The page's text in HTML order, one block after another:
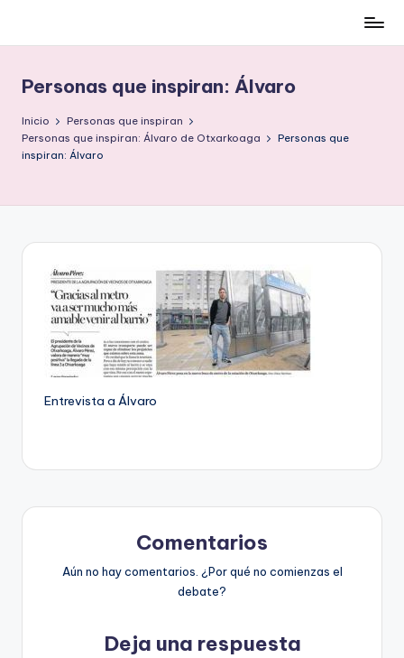
contenido
low-
cost
y
no
morir
Personas que inspiran: Álvaro
Inicio
Personas que inspiran
Personas que inspiran: Álvaro de Otxarkoaga
Personas que
inspiran: Álvaro
Entrevista a Álvaro
Comentarios
Aún no hay comentarios. ¿Por qué no comienzas el
debate?
Deja una respuesta